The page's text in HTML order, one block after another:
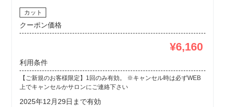
カット
クーポン価格
¥6,160
利用条件
【ご新規のお客様限定】1回のみ有効。 ※キャンセル時は必ずWEB
上でキャンセルかサロンにご連絡下さい
2025年12月29日まで有効